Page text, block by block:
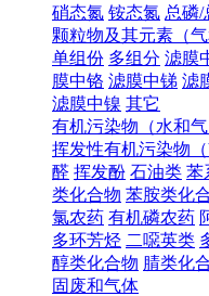
硝态氮 铵态氮 总磷/
颗粒物及其元素（气
单组份 多组分 滤膜
膜中铬 滤膜中锑 滤
滤膜中镍 其它
有机污染物（水和气
挥发性有机污染物（
醛 挥发酚 石油类 苯
类化合物 苯胺类化
氯农药 有机磷农药
多环芳烃 二噁英类
醇类化合物 腈类化
固废和气体